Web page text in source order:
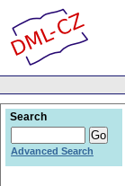
Search
Advanced Search